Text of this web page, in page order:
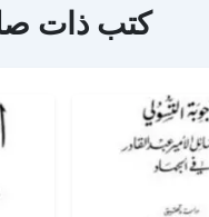
كتب ذات